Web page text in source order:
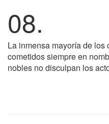
08.
La inmensa mayoría de
cometidos siempre en
nobles no disculpan los